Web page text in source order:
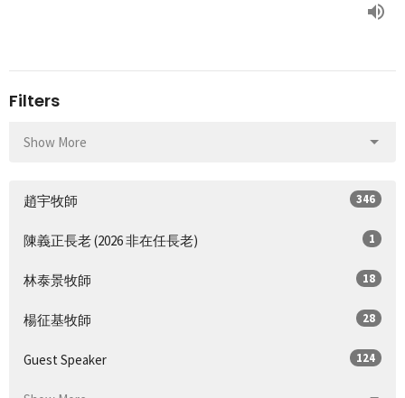
Filters
Show More
趙宇牧師 346
陳義正長老 (2026 非在任長老) 1
林泰景牧師 18
楊征基牧師 28
Guest Speaker 124